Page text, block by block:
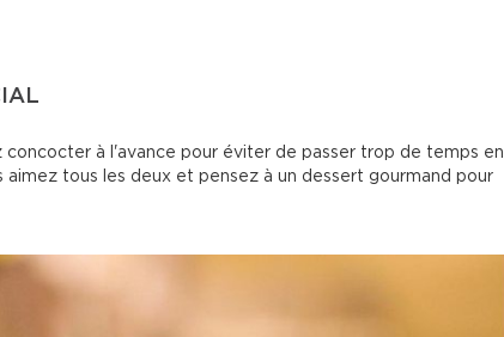
concocter à l'avance pour éviter de passer trop de temps en
aimez tous les deux et pensez à un dessert gourmand pour